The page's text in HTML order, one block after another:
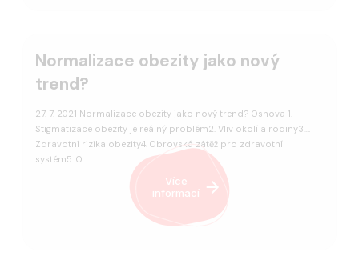
Normalizace obezity jako nový
trend?
27. 7. 2021 Normalizace obezity jako nový trend? Osnova 1.
Stigmatizace obezity je reálný problém2. Vliv okolí a rodiny3.
Zdravotní rizika obezity4. Obrovská zátěž pro zdravotní
systém5. O…
Více
informací